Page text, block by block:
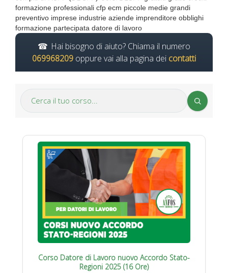
formazione professionali cfp ecm piccole medie grandi
preventivo imprese industrie aziende imprenditore obblighi
formazione partecipata datore di lavoro
Hai bisogno di aiuto? Chiama il numero
069968209 oppure vai alla pagina dei contatti
Corso Datore di Lavoro nuovo Accordo Stato-
Regioni 2025 (16 Ore)